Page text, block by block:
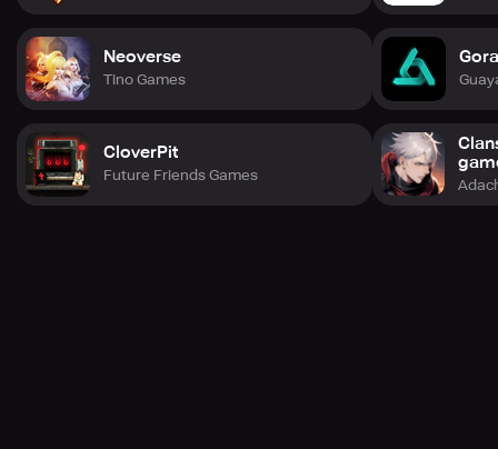
Neoverse
Tino Games
CloverPit
Future Friends Games